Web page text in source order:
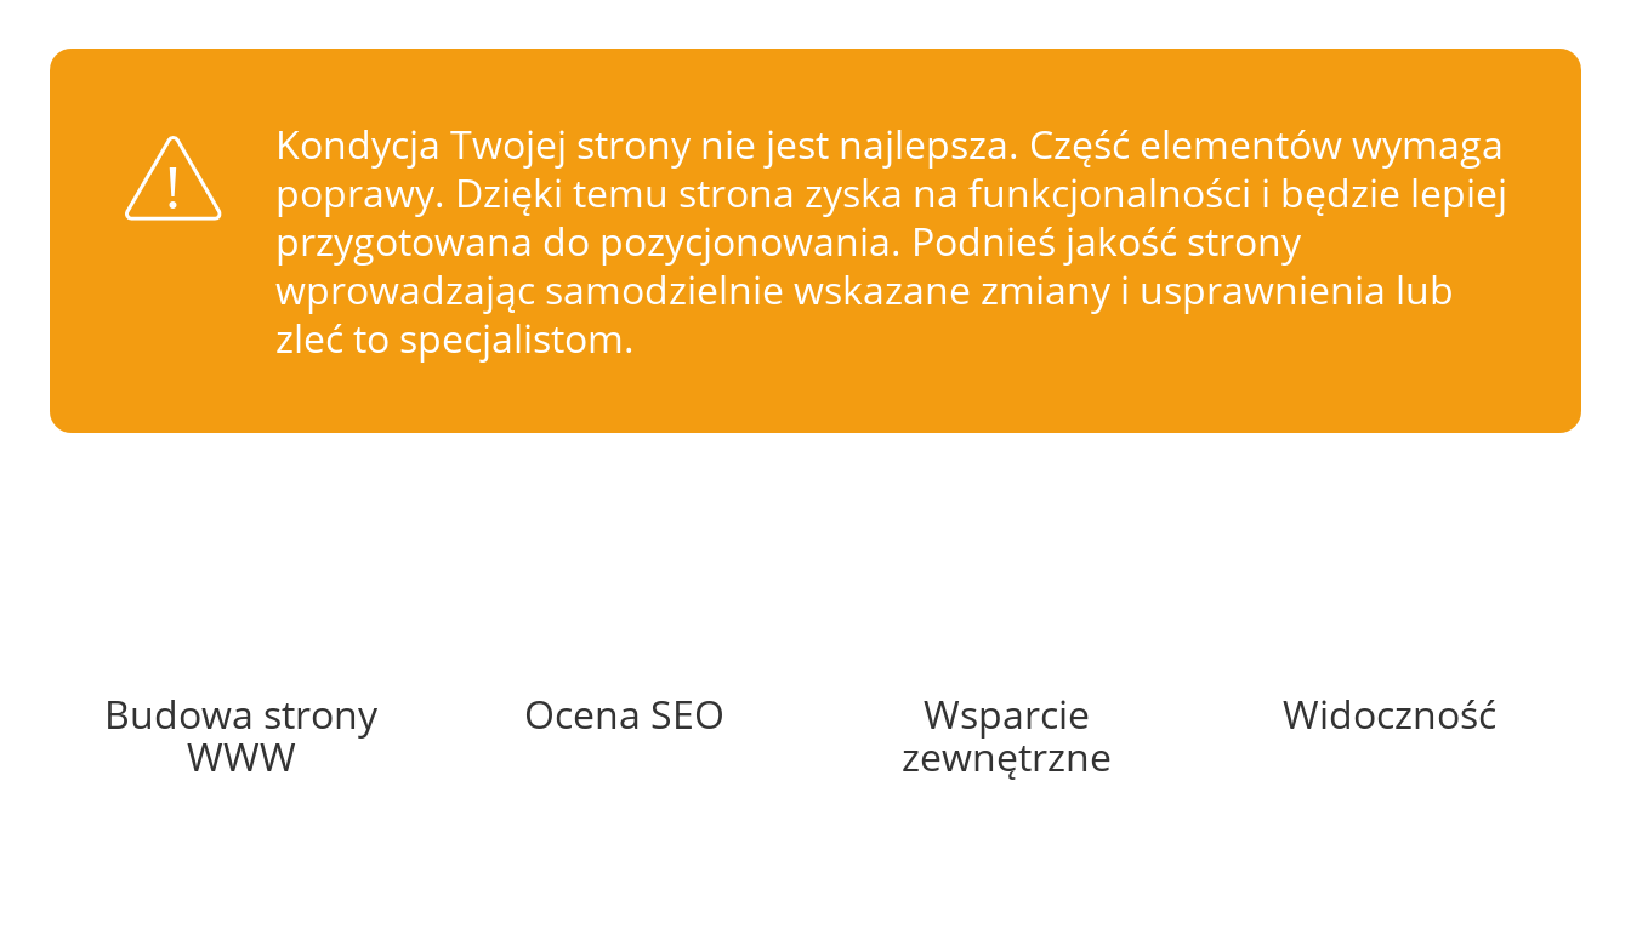
Kondycja Twojej strony nie jest najlepsza. Część elementów wymaga
poprawy. Dzięki temu strona zyska na funkcjonalności i będzie lepiej
przygotowana do pozycjonowania. Podnieś jakość strony
wprowadzając samodzielnie wskazane zmiany i usprawnienia lub
zleć to specjalistom.
Budowa strony
WWW
Ocena SEO
Wsparcie
zewnętrzne
Widoczność